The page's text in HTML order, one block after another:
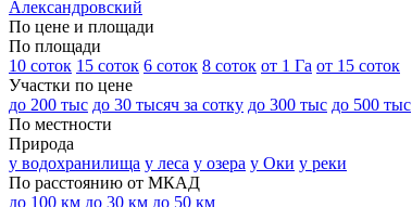
Александровский
По цене и площади
По площади
10 соток 15 соток 6 соток 8 соток от 1 Га от 15 соток
Участки по цене
до 200 тыс до 30 тысяч за сотку до 300 тыс до 500 тыс
По местности
Природа
у водохранилища у леса у озера у Оки у реки
По расстоянию от МКАД
до 100 км до 30 км до 50 км